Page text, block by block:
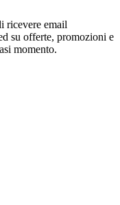
ricevere email
su offerte, promozioni e
momento.